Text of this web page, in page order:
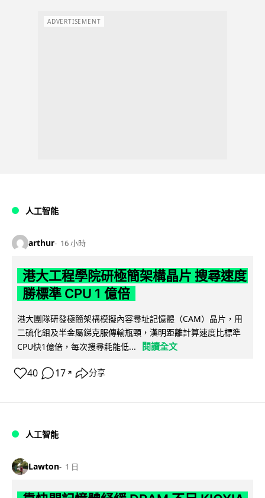
ADVERTISEMENT
人工智能
arthur 16 小時
港大工程學院研極簡架構晶片 搜尋速度
勝標準 CPU 1 億倍
港大團隊研發極簡架構模擬內容尋址記憶體（CAM）晶片，用
二硫化鉬及半金屬銻克服傳輸瓶頸，漢明距離計算速度比標準
CPU快1億倍，每次搜尋耗能低...
閱讀全文
40 17 ↗ 分享
人工智能
Lawton 1 日